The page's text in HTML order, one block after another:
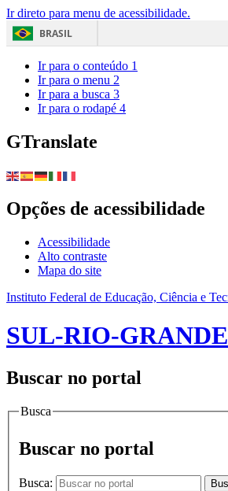
Ir direto para menu de acessibilidade.
BRASIL
Ir para o conteúdo 1
Ir para o menu 2
Ir para a busca 3
Ir para o rodapé 4
GTranslate
Opções de acessibilidade
Acessibilidade
Alto contraste
Mapa do site
Instituto Federal de Educação, Ciência e
SUL-RIO-
Buscar no portal
Busca
Buscar no portal
Busca: